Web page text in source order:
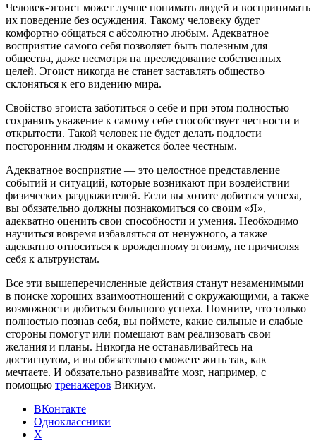
Человек-эгоист может лучше понимать людей и воспринимать
их поведение без осуждения. Такому человеку будет
комфортно общаться с абсолютно любым. Адекватное
восприятие самого себя позволяет быть полезным для
общества, даже несмотря на преследование собственных
целей. Эгоист никогда не станет заставлять общество
склоняться к его видению мира.
Свойство эгоиста заботиться о себе и при этом полностью
сохранять уважение к самому себе способствует честности и
открытости. Такой человек не будет делать подлости
посторонним людям и окажется более честным.
Адекватное восприятие — это целостное представление
событий и ситуаций, которые возникают при воздействии
физических раздражителей. Если вы хотите добиться успеха,
вы обязательно должны познакомиться со своим «Я»,
адекватно оценить свои способности и умения. Необходимо
научиться вовремя избавляться от ненужного, а также
адекватно относиться к врожденному эгоизму, не причисляя
себя к альтруистам.
Все эти вышеперечисленные действия станут незаменимыми
в поиске хороших взаимоотношений с окружающими, а также
возможности добиться большого успеха. Помните, что только
полностью познав себя, вы поймете, какие сильные и слабые
стороны помогут или помешают вам реализовать свои
желания и планы. Никогда не останавливайтесь на
достигнутом, и вы обязательно сможете жить так, как
мечтаете. И обязательно развивайте мозг, например, с
помощью тренажеров Викиум.
ВКонтакте
Одноклассники
X